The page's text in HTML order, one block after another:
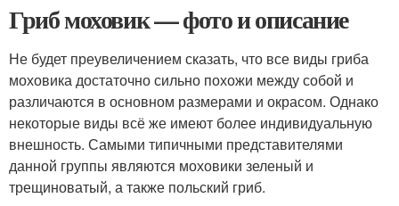
Гриб моховик — фото и описание
Не будет преувеличением сказать, что все виды гриба
моховика достаточно сильно похожи между собой и
различаются в основном размерами и окрасом. Однако
некоторые виды всё же имеют более индивидуальную
внешность. Самыми типичными представителями
данной группы являются моховики зеленый и
трещиноватый, а также польский гриб.